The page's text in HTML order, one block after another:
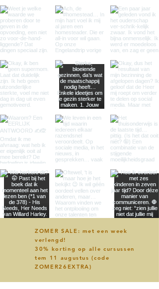
ZOMER SALE: met een week
verlengd!
30% korting op alle cursussen
tem 11 augustus (code
ZOMER26EXTRA)